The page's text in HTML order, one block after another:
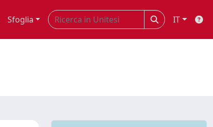
Sfoglia IT